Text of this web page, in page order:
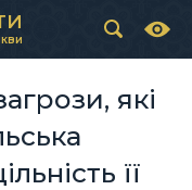
які
її